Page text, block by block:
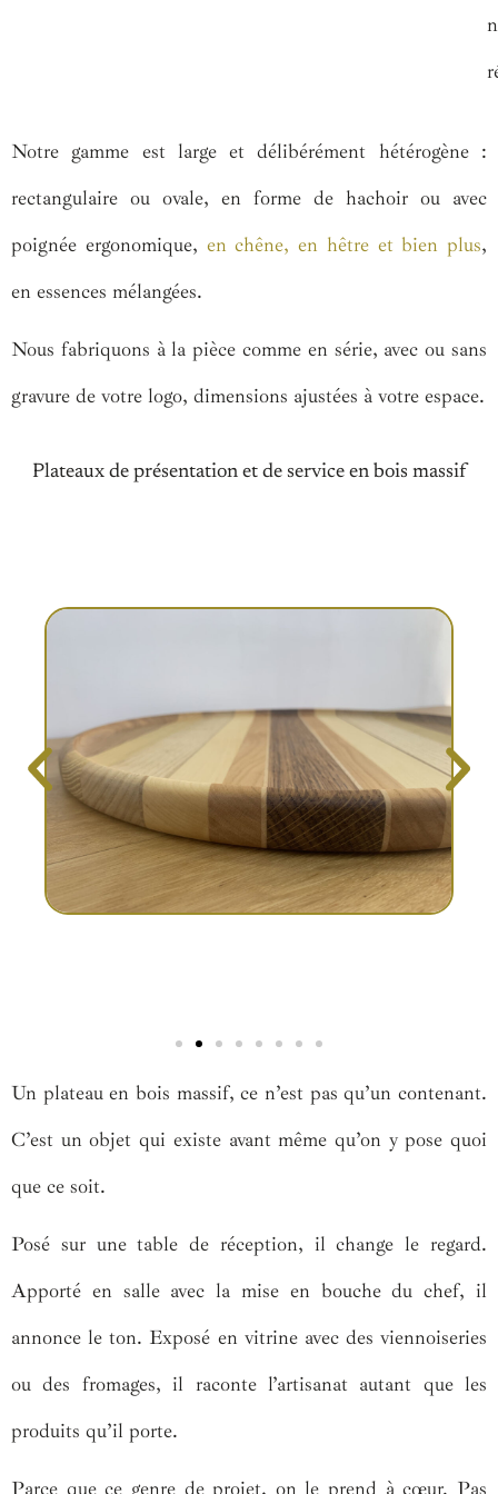
Notre gamme est large et délibérément hétérogène :
rectangulaire ou ovale, en forme de hachoir ou avec
poignée ergonomique, en chêne, en hêtre et bien plus,
en essences mélangées.
Nous fabriquons à la pièce comme en série, avec ou sans
gravure de votre logo, dimensions ajustées à votre espace.
Plateaux de présentation et de service en bois massif
Un plateau en bois massif, ce n’est pas qu’un contenant.
C’est un objet qui existe avant même qu’on y pose quoi
que ce soit.
Posé sur une table de réception, il change le regard.
Apporté en salle avec la mise en bouche du chef, il
annonce le ton. Exposé en vitrine avec des viennoiseries
ou des fromages, il raconte l’artisanat autant que les
produits qu’il porte.
Parce que ce genre de projet, on le prend à cœur. Pas